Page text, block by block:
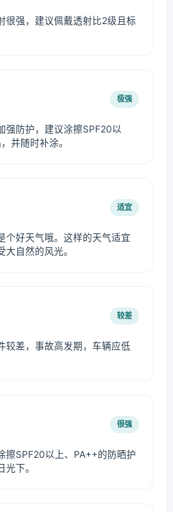
很强，建议佩戴透射比2级且标
极强
强防护，建议涂擦SPF20以
并随时补涂。
适宜
个好天气哦。这样的天气适宜
自然的风光。
较差
较差，事故高发期，车辆应低
很强
擦SPF20以上、PA++的防晒护
下。